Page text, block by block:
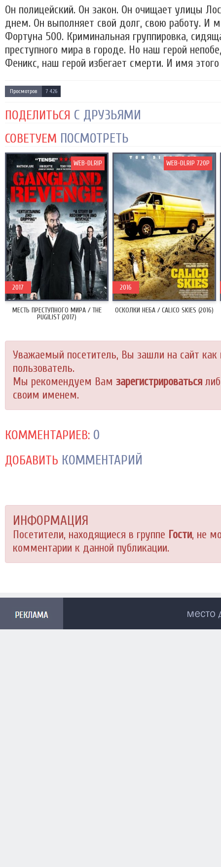
Он полицейский. Он закон. Он очищает улицы
днем. Он выполняет свой долг, свою работу. И
Фортуна 500. Криминальная группировка,
преступного мира в городе. Но наш герой
Феникс, наш герой избегает смерти. И имя
Просмотров 7 426
ПОДЕЛИТЬСЯ С ДРУЗЬЯМИ
СОВЕТУЕМ ПОСМОТРЕТЬ
МЕСТЬ ПРЕСТУПНОГО МИРА / THE
PUGILIST (2017)
2017
WEB-DLRIP
ОСКОЛКИ НЕБА / CALICO SKIES (2016)
2016
WEB-DLRIP 720P
Уважаемый посетитель, Вы зашли на сайт как
пользователь.
Мы рекомендуем Вам зарегистрироваться
своим именем.
КОММЕНТАРИЕВ: 0
ДОБАВИТЬ КОММЕНТАРИЙ
ИНФОРМАЦИЯ
Посетители, находящиеся в группе Гости, не
комментарии к данной публикации.